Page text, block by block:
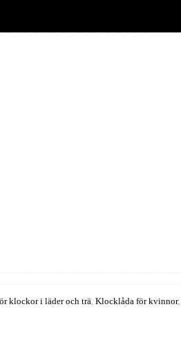
klockor i läder och trä Klocklåda för kvinnor,